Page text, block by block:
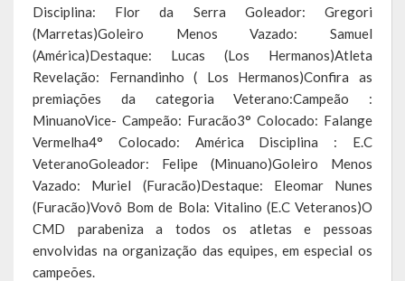
Serviços Urbanos
Cultura e Turismo
Calendário de Eventos
Conselhos Municipais
Planos
Disciplina: Flor da Serra Goleador: Gregori
(Marretas)Goleiro Menos Vazado: Samuel
(América)Destaque: Lucas (Los Hermanos)Atleta
Revelação: Fernandinho ( Los Hermanos)Confira as
premiações da categoria Veterano:Campeão :
MinuanoVice- Campeão: Furacão3° Colocado: Falange
Vermelha4° Colocado: América Disciplina : E.C
VeteranoGoleador: Felipe (Minuano)Goleiro Menos
Vazado: Muriel (Furacão)Destaque: Eleomar Nunes
(Furacão)Vovô Bom de Bola: Vitalino (E.C Veteranos)O
CMD parabeniza a todos os atletas e pessoas
envolvidas na organização das equipes, em especial os
campeões.